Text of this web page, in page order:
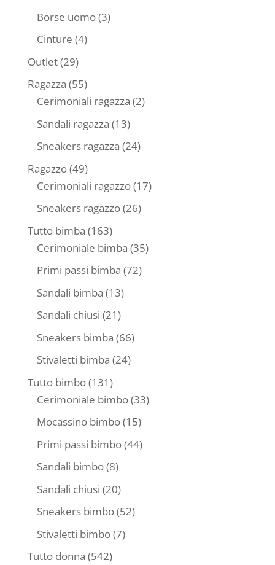
prodotti
Borse uomo 33
Cinture 44
Outlet 2929
prodotti
Ragazza 5555
prodotti
Cerimoniali ragazza 22
Sandali ragazza 1313
prodotti
Sneakers ragazza 2424
Ragazzo 4949
prodotti
Cerimoniali ragazzo 1717
Sneakers ragazzo 2626
Tutto bimba 163163
prodotti
Cerimoniale bimba 3535
Primi passi bimba 7272
Sandali bimba 1313
prodotti
Sandali chiusi 2121
prodotti
Sneakers bimba 6666
Stivaletti bimba 2424
Tutto bimbo 131131
prodotti
Cerimoniale bimbo 3333
Mocassino bimbo 1515
prodotti
Primi passi bimbo 4444
Sandali bimbo 88
prodotti
Sandali chiusi 2020
prodotti
Sneakers bimbo 5252
Stivaletti bimbo 77
Tutto donna 542542